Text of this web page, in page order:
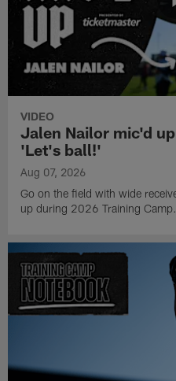
VIDEO
Jalen Nailor mic'd
'Let's ball!'
Aug 07, 2026
Go on the field with wide
up during 2026 Training Camp.